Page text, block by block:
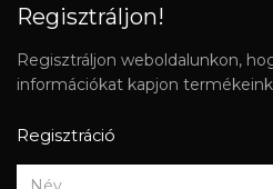
Regisztráljon!
Regisztráljon weboldalunkon,
információkat kapjon
Regisztráció